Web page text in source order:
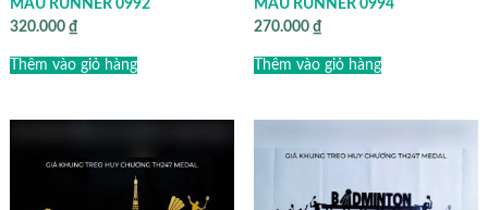
MẪU RUNNER 0992
320.000 ₫
Thêm vào giỏ hàng
MẪU RUNNER 0994
270.000 ₫
Thêm vào giỏ hàng